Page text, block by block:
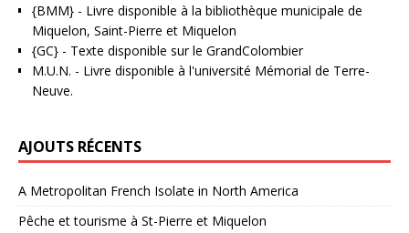
{BMM} - Livre disponible à la bibliothèque municipale de
Miquelon, Saint-Pierre et Miquelon
{GC} - Texte disponible sur le GrandColombier
M.U.N. - Livre disponible à l'université Mémorial de Terre-
Neuve.
AJOUTS RÉCENTS
A Metropolitan French Isolate in North America
Pêche et tourisme à St-Pierre et Miquelon